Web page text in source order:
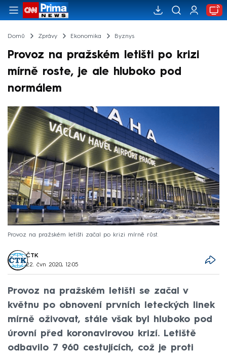
Domů Zprávy Ekonomika Byznys
Provoz na pražském letišti po krizi
mírně roste, je ale hluboko pod
normálem
Provoz na pražském letišti začal po krizi mírně růst.
ČTK
22. čvn 2020, 12:05
Provoz na pražském letišti se začal v
květnu po obnovení prvních leteckých linek
mírně oživovat, stále však byl hluboko pod
úrovní před koronavirovou krizí. Letiště
odbavilo 7 960 cestujících, což je proti